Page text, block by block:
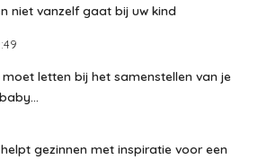
niet vanzelf gaat bij uw kind
letten bij het samenstellen van je
helpt gezinnen met inspiratie voor een